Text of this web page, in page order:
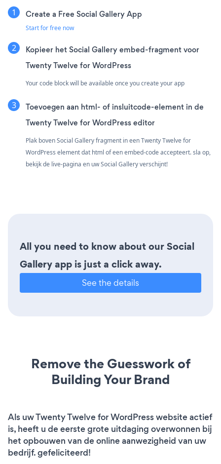
Create a Free Social Gallery App
Start for free now
Kopieer het Social Gallery embed-fragment voor
Twenty Twelve for WordPress
Your code block will be available once you create your app
Toevoegen aan html- of insluitcode-element in de
Twenty Twelve for WordPress editor
Plak boven Social Gallery fragment in een Twenty Twelve for
WordPress element dat html of een embed-code accepteert. sla op,
bekijk de live-pagina en uw Social Gallery verschijnt!
All you need to know about our Social
Gallery app is just a click away.
See the details
Remove the Guesswork of
Building Your Brand
Als uw Twenty Twelve for WordPress website actief
is, heeft u de eerste grote uitdaging overwonnen bij
het opbouwen van de online aanwezigheid van uw
bedrijf. gefeliciteerd!